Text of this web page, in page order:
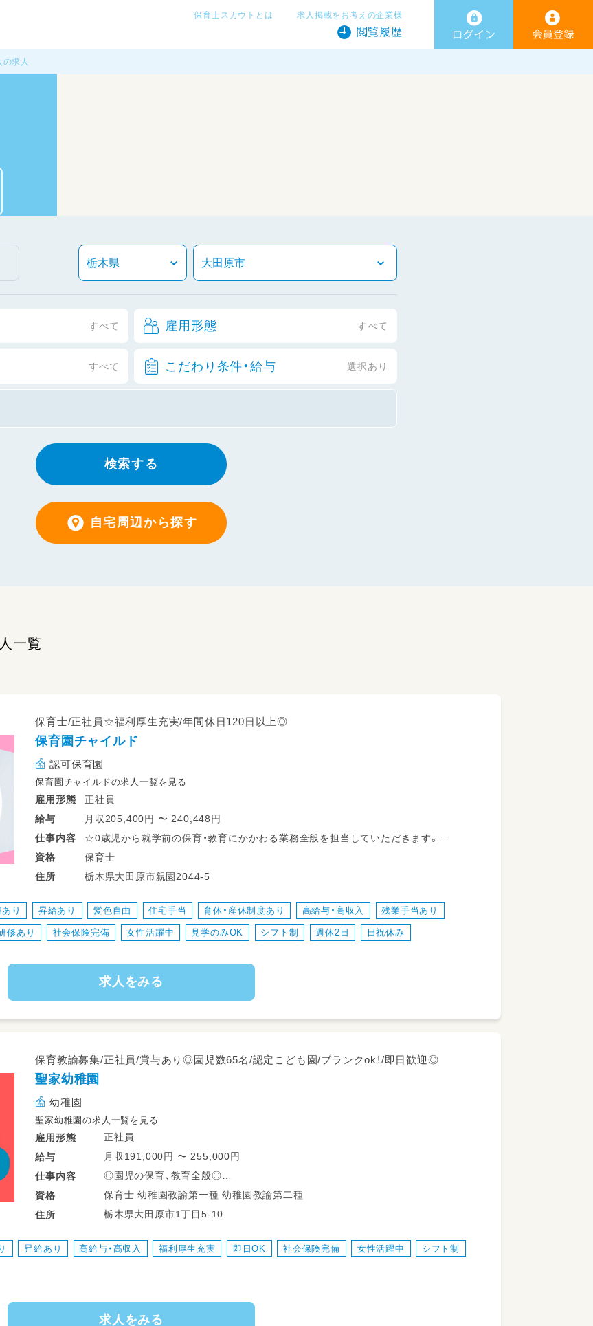
保育士スカウトとは 求人掲載をお考えの企業様
閲覧履歴
の求人
すべて 雇用形態 すべて
すべて こだわり条件・給与 選択あり
検索する
自宅周辺から探す
一覧
保育士/正社員☆福利厚生充実/年間休日120日以上◎
保育園チャイルド
認可保育園
保育園チャイルドの求人一覧を見る
雇用形態
正社員
給与
月収205,400円 〜 240,448円
仕事内容
☆0歳児から就学前の保育・教育にかかわる業務全般を担当していただきます。
☆当初はクラスの副担任として勤務していただきますが、将来はクラス担任を担って
いただける方を募集いたします。
ていただくなど、キャリアアップしていただけます。
資格
保育士
住所
栃木県大田原市親園2044-5
り 昇給あり 髪色自由 住宅手当 育休・産休制度あり 高給与・高収入 残業手当あり
修あり 社会保険完備 女性活躍中 見学のみOK シフト制 週休2日 日祝休み
求人をみる
保育教諭募集/正社員/賞与あり◎園児数65名/認定こども園/ブランクok！/即日歓迎◎
聖家幼稚園
幼稚園
聖家幼稚園の求人一覧を見る
雇用形態
正社員
給与
月収191,000円 〜 255,000円
仕事内容
◎園児の保育、教育全般◎
・クラス担任業務
・環境整備（清掃、整理整頓）
・事務的作業（保育計画作成、保育日誌、クラス便りなど）
資格
保育士 幼稚園教諭第一種 幼稚園教諭第二種
住所
栃木県大田原市1丁目5-10
昇給あり 高給与・高収入 福利厚生充実 即日OK 社会保険完備 女性活躍中 シフト制
求人をみる